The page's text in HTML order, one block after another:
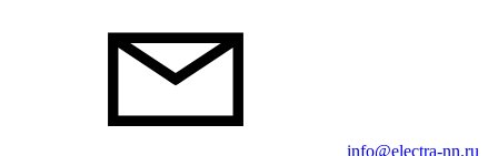
info@electra-nn.ru